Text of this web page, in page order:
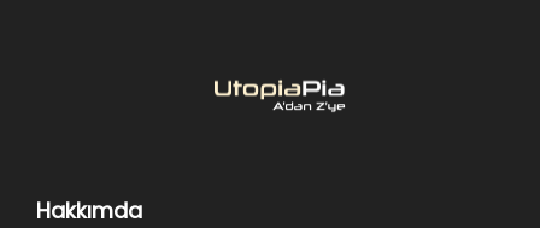
Hakkımda